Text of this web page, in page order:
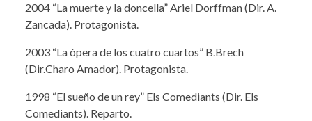
2004 “La muerte y la doncella” Ariel Dorffman (Dir. A.
Zancada). Protagonista.
2003 “La ópera de los cuatro cuartos” B.Brech
(Dir.Charo Amador). Protagonista.
1998 “El sueño de un rey” Els Comediants (Dir. Els
Comediants). Reparto.